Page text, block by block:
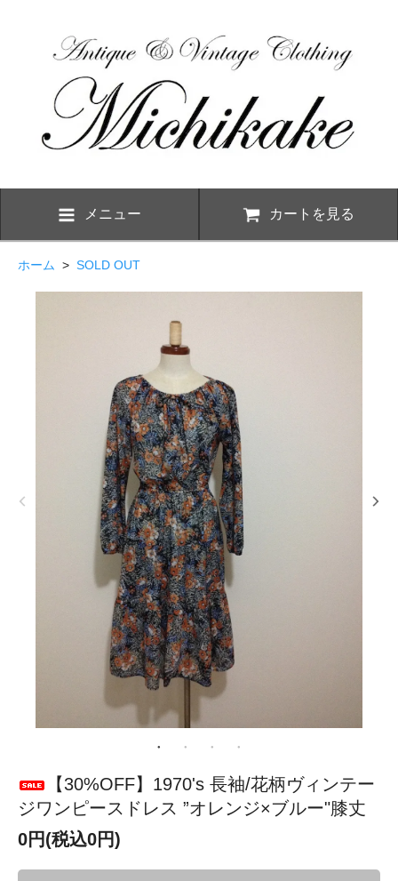
メニュー カートを見る
ホーム > SOLD OUT
【30%OFF】1970's 長袖/花柄ヴィンテー
ジワンピースドレス ”オレンジ×ブルー"膝丈
0円(税込0円)